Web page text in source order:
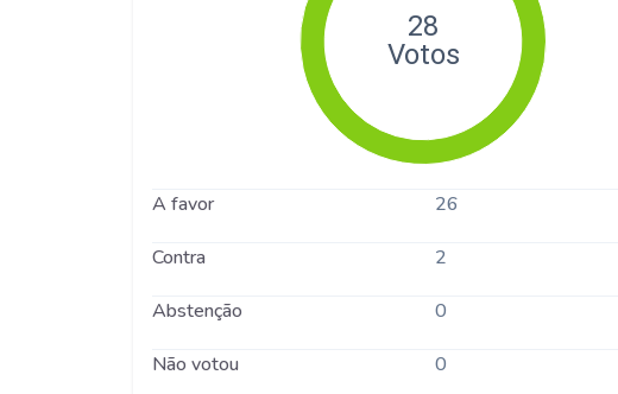
A favor 26
Contra 2
Abstenção 0
Não votou 0